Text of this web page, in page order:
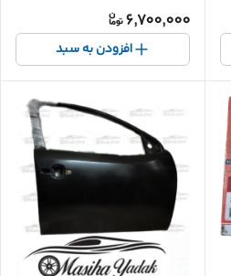
6,700,000
افزودن به سبد